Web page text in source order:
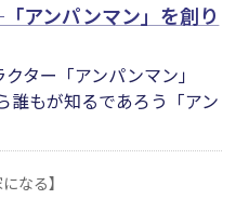
アンパンマン」を創り
ター「アンパンマン」
誰もが知るであろう「アン
になる】